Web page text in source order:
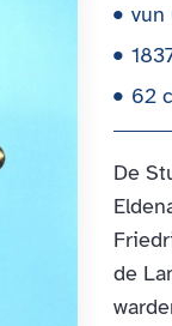
vun
62
De
de